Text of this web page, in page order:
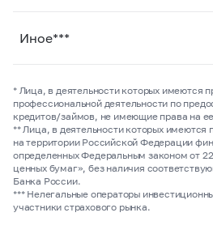
Иное***
* Лица, в деятельности которых имеются
профессиональной деятельности по
кредитов/займов, не имеющие права на
** Лица, в деятельности которых имеются
на территории Российской Федерации
определенных Федеральным законом от
ценных бумаг», без наличия
Банка России.
*** Нелегальные операторы
участники страхового рынка.